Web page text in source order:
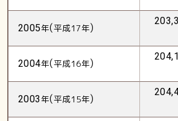
2005年(平成17年)
2004年(平成16年)
2003年(平成15年)